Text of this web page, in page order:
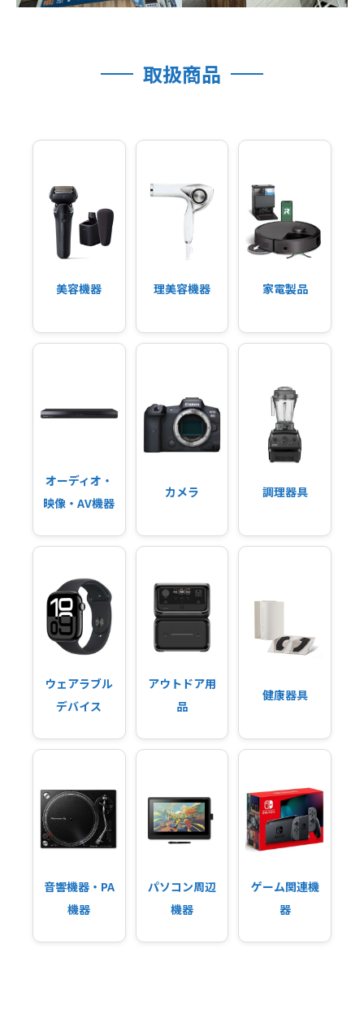
取扱商品
美容機器 理美容機器 家電製品
オーディオ・
映像・AV機器
カメラ 調理器具
ウェアラブル
デバイス
アウトドア用
品
健康器具
音響機器・PA
機器
パソコン周辺
機器
ゲーム関連機
器